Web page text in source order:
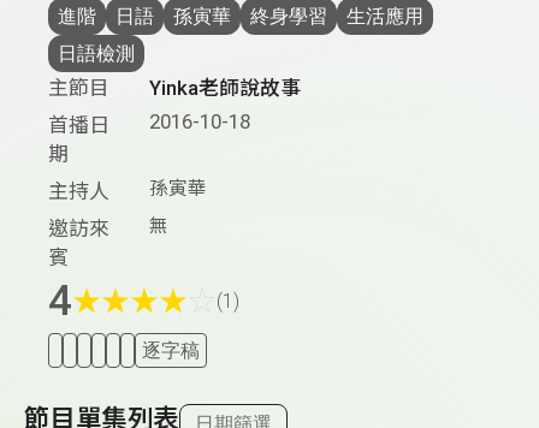
進階 日語 孫寅華 終身學習
生活應用
日語檢測
主節目
Yinka老師說故事
首播日
期
2016-10-18
主持人 孫寅華
邀訪來
賓
無
4★★★★ (1)
逐字稿
節目單集列表